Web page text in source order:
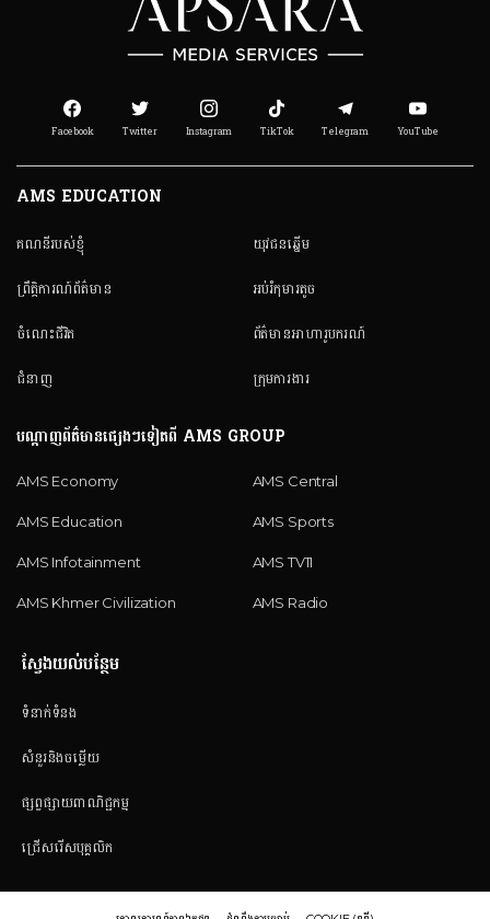
Facebook Twitter Instagram TikTok Telegram YouTube
AMS EDUCATION
គណនី​របស់ខ្ញុំ
ព្រឹត្តិការណ៍ព័ត៌មាន
ចំណេះជីវិត
ជំនាញ
យុវជនឆ្នើម
អប់រំកុមារតូច
ព័ត៌មានអាហារូបករណ៍
ក្រុមការងារ
បណ្តាញព័ត៌មានផ្សេងៗទៀតពី AMS GROUP
AMS Economy
AMS Education
AMS Infotainment
AMS Khmer Civilization
AMS Central
AMS Sports
AMS TV11
AMS Radio
ស្វែងយល់បន្ថែម
ទំនាក់ទំនង
សំនួរនិងចម្លើយ
ផ្សព្វផ្សាយពាណិជ្ជកម្ម
ជ្រើសរើសបុគ្គលិក